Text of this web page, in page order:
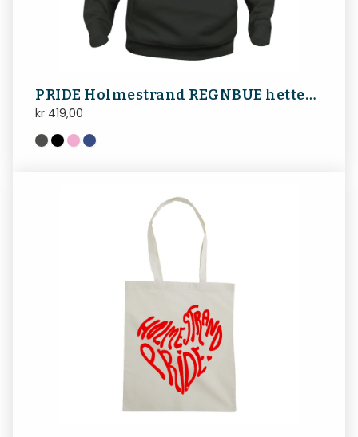
PRIDE Holmestrand REGNBUE hettegenser
kr 419,00